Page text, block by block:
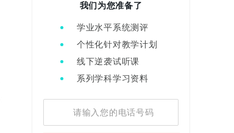
我们为您准备了
学业水平系统测评
个性化针对教学计划
线下逆袭试听课
系列学科学习资料